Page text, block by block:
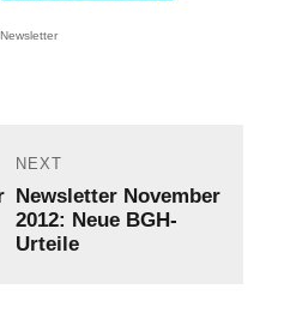
Categories
Newsletter
NEXT
Newsletter November
2012: Neue BGH-
Urteile